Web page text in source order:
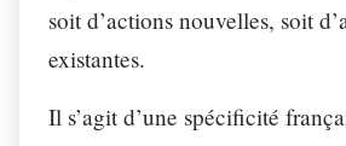
soit d’actions nouvelles, soit
existantes.
Il s’agit d’une spécificité